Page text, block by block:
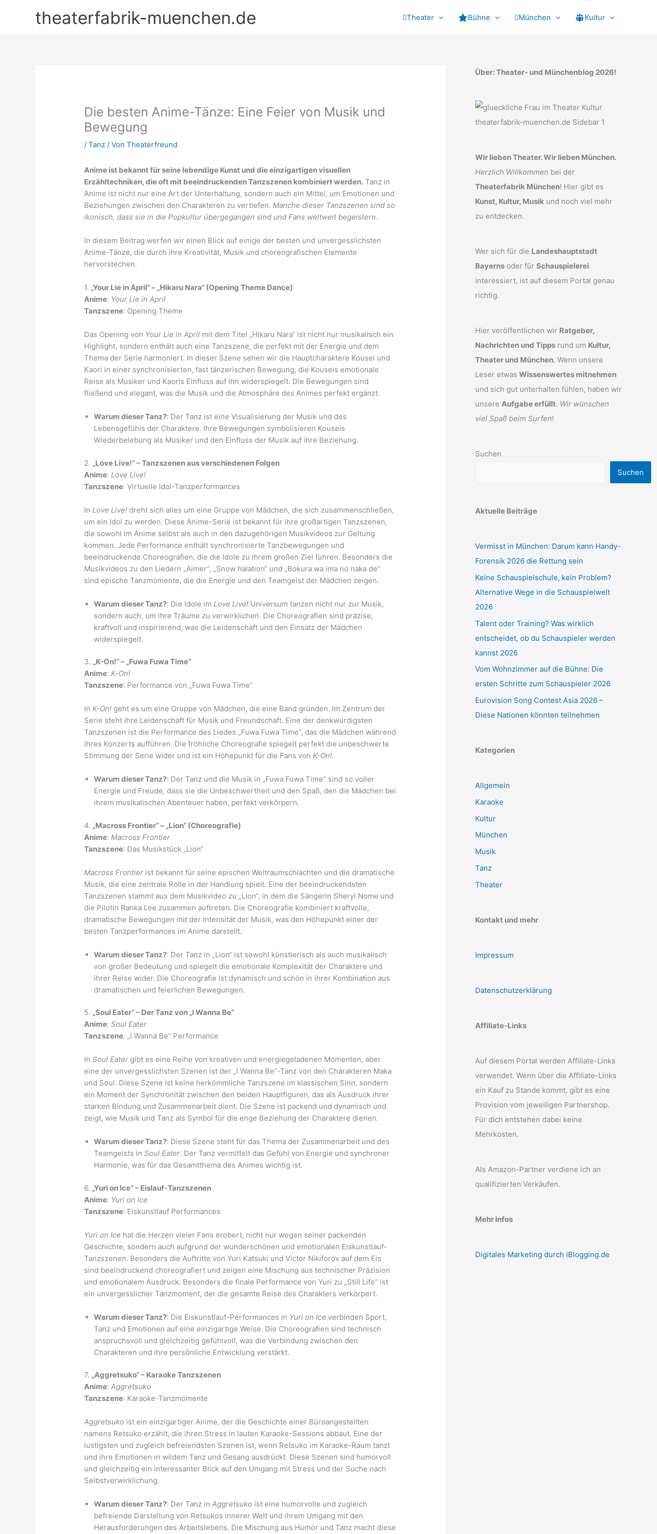
theaterfabrik-muenchen.de Theater Bühne München Kultur
Die besten Anime-Tänze: Eine Feier von Musik und
Bewegung
/Tanz / VonTheaterfreund
Anime ist bekannt für seine lebendige Kunst und die einzigartigen visuellen
Erzähltechniken, die oft mit beeindruckenden Tanzszenen kombiniert werden. Tanz in
Anime ist nicht nur eine Art der Unterhaltung, sondern auch ein Mittel, um Emotionen und
Beziehungen zwischen den Charakteren zu vertiefen.Manche dieser Tanzszenen sind so
ikonisch, dass sie in die Popkultur übergegangen sind und Fans weltweit begeistern.
In diesem Beitrag werfen wir einen Blick auf einige der besten und unvergesslichsten
Anime-Tänze, die durch ihre Kreativität, Musik und choreografischen Elemente
hervorstechen.
1. „Your Lie in April“ – „Hikaru Nara“ (Opening Theme Dance)
Anime: Your Lie in April
Tanzszene: Opening Theme
Das Opening von Your Lie in April mit dem Titel „Hikaru Nara“ ist nicht nur musikalisch ein
Highlight, sondern enthält auch eine Tanzszene, die perfekt mit der Energie und dem
Thema der Serie harmoniert. In dieser Szene sehen wir die Hauptcharaktere Kousei und
Kaori in einer synchronisierten, fast tänzerischen Bewegung, die Kouseis emotionale
Reise als Musiker und Kaoris Einfluss auf ihn widerspiegelt. Die Bewegungen sind
fließend und elegant, was die Musik und die Atmosphäre des Animes perfekt ergänzt.
Warum dieser Tanz?: Der Tanz ist eine Visualisierung der Musik und des
Lebensgefühls der Charaktere. Ihre Bewegungen symbolisieren Kouseis
Wiederbelebung als Musiker und den Einfluss der Musik auf ihre Beziehung.
2. „Love Live!“ – Tanzszenen aus verschiedenen Folgen
Anime: Love Live!
Tanzszene: Virtuelle Idol-Tanzperformances
In Love Live! dreht sich alles um eine Gruppe von Mädchen, die sich zusammenschließen,
um ein Idol zu werden. Diese Anime-Serie ist bekannt für ihre großartigen Tanzszenen,
die sowohl im Anime selbst als auch in den dazugehörigen Musikvideos zur Geltung
kommen. Jede Performance enthält synchronisierte Tanzbewegungen und
beeindruckende Choreografien, die die Idole zu ihrem großen Ziel führen. Besonders die
Musikvideos zu den Liedern „Aimer“, „Snow halation“ und „Bokura wa ima no naka de“
sind epische Tanzmomente, die die Energie und den Teamgeist der Mädchen zeigen.
Warum dieser Tanz?: Die Idole im Love Live! Universum tanzen nicht nur zur Musik,
sondern auch, um ihre Träume zu verwirklichen. Die Choreografien sind präzise,
kraftvoll und inspirierend, was die Leidenschaft und den Einsatz der Mädchen
widerspiegelt.
3. „K-On!“ – „Fuwa Fuwa Time“
Anime:K-On!
Tanzszene: Performance von „Fuwa Fuwa Time“
InK-On! geht es um eine Gruppe von Mädchen, die eine Band gründen. Im Zentrum der
Serie steht ihre Leidenschaft für Musik und Freundschaft. Eine der denkwürdigsten
Tanzszenen ist die Performance des Liedes „Fuwa Fuwa Time“, das die Mädchen während
ihres Konzerts aufführen. Die fröhliche Choreografie spiegelt perfekt die unbeschwerte
Stimmung der Serie wider und ist ein Höhepunkt für die Fans vonK-On!.
Warum dieser Tanz?: Der Tanz und die Musik in „Fuwa Fuwa Time“ sind so voller
Energie und Freude, dass sie die Unbeschwertheit und den Spaß, den die Mädchen bei
ihrem musikalischen Abenteuer haben, perfekt verkörpern.
4. „Macross Frontier“ – „Lion“ (Choreografie)
Anime: Macross Frontier
Tanzszene: Das Musikstück „Lion“
Macross Frontier ist bekannt für seine epischen Weltraumschlachten und die dramatische
Musik, die eine zentrale Rolle in der Handlung spielt. Eine der beeindruckendsten
Tanzszenen stammt aus dem Musikvideo zu „Lion“, in dem die Sängerin Sheryl Nome und
die Pilotin Ranka Lee zusammen auftreten. Die Choreografie kombiniert kraftvolle,
dramatische Bewegungen mit der Intensität der Musik, was den Höhepunkt einer der
besten Tanzperformances im Anime darstellt.
Warum dieser Tanz?: Der Tanz in „Lion“ ist sowohl künstlerisch als auch musikalisch
von großer Bedeutung und spiegelt die emotionale Komplexität der Charaktere und
ihrer Reise wider. Die Choreografie ist dynamisch und schön in ihrer Kombination aus
dramatischen und feierlichen Bewegungen.
5. „Soul Eater“ – Der Tanz von „I Wanna Be“
Anime:Soul Eater
Tanzszene: „I Wanna Be“ Performance
InSoul Eater gibt es eine Reihe von kreativen und energiegeladenen Momenten, aber
eine der unvergesslichsten Szenen ist der „I Wanna Be“-Tanz von den Charakteren Maka
und Soul. Diese Szene ist keine herkömmliche Tanzszene im klassischen Sinn, sondern
ein Moment der Synchronität zwischen den beiden Hauptfiguren, das als Ausdruck ihrer
starken Bindung und Zusammenarbeit dient. Die Szene ist packend und dynamisch und
zeigt, wie Musik und Tanz als Symbol für die enge Beziehung der Charaktere dienen.
Warum dieser Tanz?: Diese Szene steht für das Thema der Zusammenarbeit und des
Teamgeists inSoul Eater. Der Tanz vermittelt das Gefühl von Energie und synchroner
Harmonie, was für das Gesamtthema des Animes wichtig ist.
6. „Yuri on Ice“ – Eislauf-Tanzszenen
Anime: Yuri on Ice
Tanzszene: Eiskunstlauf Performances
Yuri on Ice hat die Herzen vieler Fans erobert, nicht nur wegen seiner packenden
Geschichte, sondern auch aufgrund der wunderschönen und emotionalen Eiskunstlauf-
Tanzszenen. Besonders die Auftritte von Yuri Katsuki und Victor Nikiforov auf dem Eis
sind beeindruckend choreografiert und zeigen eine Mischung aus technischer Präzision
und emotionalem Ausdruck. Besonders die finale Performance von Yuri zu „Still Life“ ist
ein unvergesslicher Tanzmoment, der die gesamte Reise des Charakters verkörpert.
Warum dieser Tanz?: Die Eiskunstlauf-Performances in Yuri on Ice verbinden Sport,
Tanz und Emotionen auf eine einzigartige Weise. Die Choreografien sind technisch
anspruchsvoll und gleichzeitig gefühlvoll, was die Verbindung zwischen den
Charakteren und ihre persönliche Entwicklung verstärkt.
7. „Aggretsuko“ – Karaoke Tanzszenen
Anime:Aggretsuko
Tanzszene: Karaoke-Tanzmomente
Aggretsuko ist ein einzigartiger Anime, der die Geschichte einer Büroangestellten
namens Retsuko erzählt, die ihren Stress in lauten Karaoke-Sessions abbaut. Eine der
lustigsten und zugleich befreiendsten Szenen ist, wenn Retsuko im Karaoke-Raum tanzt
und ihre Emotionen in wildem Tanz und Gesang ausdrückt. Diese Szenen sind humorvoll
und gleichzeitig ein interessanter Blick auf den Umgang mit Stress und der Suche nach
Selbstverwirklichung.
Warum dieser Tanz?: Der Tanz inAggretsuko ist eine humorvolle und zugleich
befreiende Darstellung von Retsukos innerer Welt und ihrem Umgang mit den
Herausforderungen des Arbeitslebens. Die Mischung aus Humor und Tanz macht diese
Über: Theater- und Münchenblog 2026!
Wir lieben Theater. Wir lieben München.
Herzlich Willkommen bei der
Theaterfabrik München! Hier gibt es
Kunst, Kultur, Musik und noch viel mehr
zu entdecken.
Wer sich für die Landeshauptstadt
Bayerns oder für Schauspielerei
interessiert, ist auf diesem Portal genau
richtig.
Hier veröffentlichen wir Ratgeber,
Nachrichten und Tipps rund um Kultur,
Theater und München. Wenn unsere
Leser etwas Wissenswertes mitnehmen
und sich gut unterhalten fühlen, haben wir
unsere Aufgabe erfüllt. Wir wünschen
viel Spaß beim Surfen!
Suchen
Suchen
Aktuelle Beiträge
Vermisst in München: Darum kann Handy-
Forensik 2026 die Rettung sein
Keine Schauspielschule, kein Problem?
Alternative Wege in die Schauspielwelt
2026
Talent oder Training? Was wirklich
entscheidet, ob du Schauspieler werden
kannst 2026
Vom Wohnzimmer auf die Bühne: Die
ersten Schritte zum Schauspieler 2026
Eurovision Song Contest Asia 2026 –
Diese Nationen könnten teilnehmen
Kategorien
Allgemein
Karaoke
Kultur
München
Musik
Tanz
Theater
Kontakt und mehr
Impressum
Datenschutzerklärung
Affiliate-Links
Auf diesem Portal werden Affiliate-Links
verwendet. Wenn über die Affiliate-Links
ein Kauf zu Stande kommt, gibt es eine
Provision vom jeweiligen Partnershop.
Für dich entstehen dabei keine
Mehrkosten.
Als Amazon-Partner verdiene ich an
qualifizierten Verkäufen.
Mehr Infos
Digitales Marketing durch iBlogging.de